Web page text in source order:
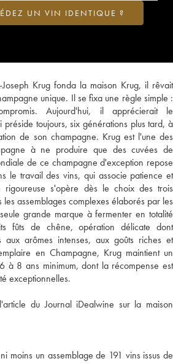
Krug fonda la maison Krug, il rêvait
unique. Il se fixa une règle simple :
Aujourd'hui, il apprécierait le
préside toujours, six générations plus tard, à
de son champagne. Krug est l'une des
à ne produire que des cuvées de
de ce champagne d'exception repose
le travail des vins, qui associe patience et
rigoureuse s'opère dès le choix des trois
assemblages complexes élaborés par les
grande marque à fermenter en totalité
fûts de chêne, opération délicate dont
aux arômes intenses, aux goûts riches et
en Champagne, Krug maintient un
à 8 ans minimum, dont la récompense est
exceptionnelles.
du Journal iDealwine sur la maison
moins un assemblage de 191 vins issus de
UN VIN IDENTIQUE ?